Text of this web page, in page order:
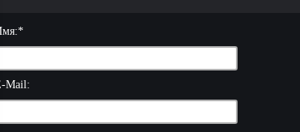
*
Mail: